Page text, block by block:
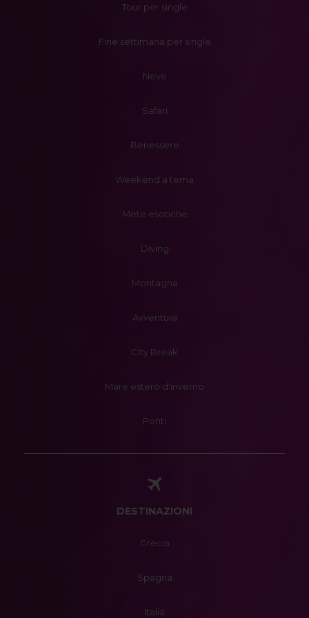
Tour per single
Fine settimana per single
Neve
Safari
Benessere
Weekend a tema
Mete esotiche
Diving
Montagna
Avventura
City Break
Mare estero d'inverno
Ponti
DESTINAZIONI
Grecia
Spagna
Italia